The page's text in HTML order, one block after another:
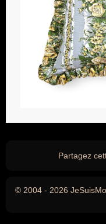
Partagez
© 2004 - 2026